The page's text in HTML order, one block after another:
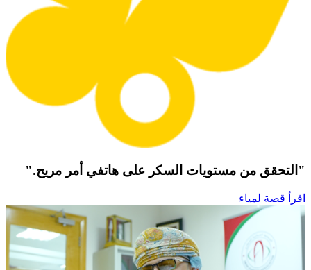
"التحقق من مستويات السكر على هاتفي أمر مريح."
اقرأ قصة لمياء